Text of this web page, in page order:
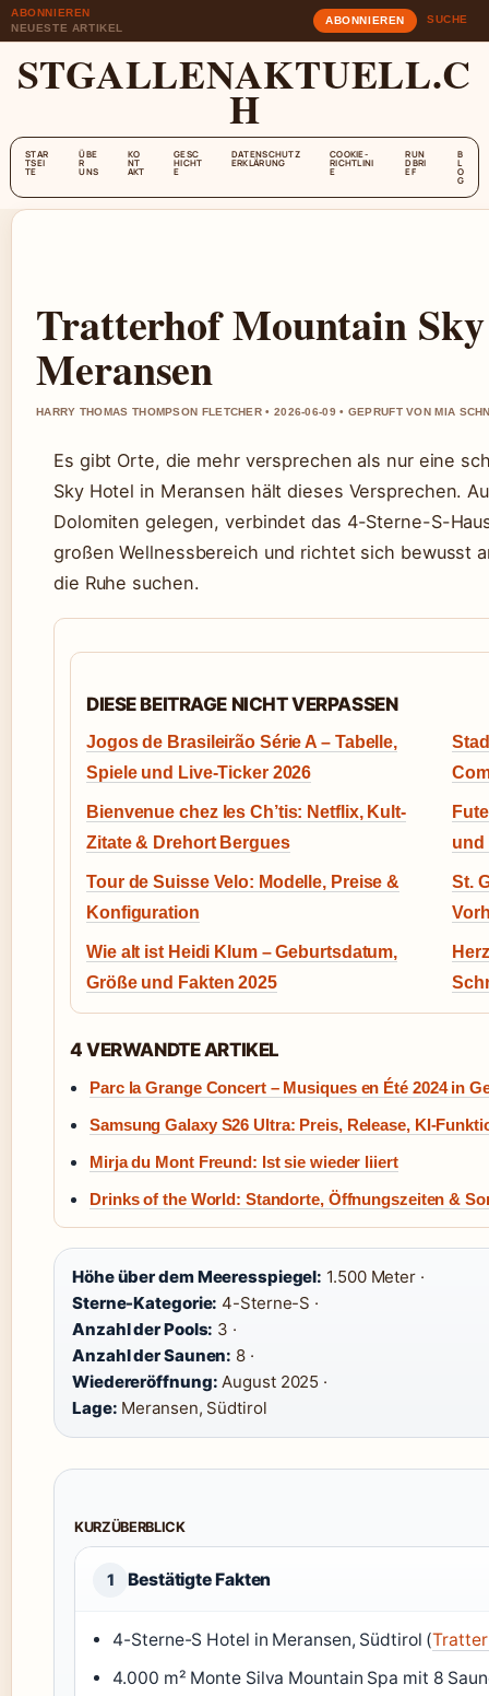
ABONNIEREN
NEUESTE ARTIKEL
ABONNIEREN SUCHE
STGALLENAKTUELL.C
H
STAR
TSEI
TE
ÜBE
R
UNS
KO
NT
AKT
GESC
HICHT
E
DATENSCHUTZ
ERKLÄRUNG
COOKIE-
RICHTLINI
E
RUN
DBRI
EF
B
L
O
G
Tratterhof Mountain
Meransen
HARRY THOMAS THOMPSON FLETCHER • 2026-06-09 • GEPRUFT VON MIA
Es gibt Orte, die mehr versprechen als nur eine
Sky Hotel in Meransen hält dieses Versprechen.
Dolomiten gelegen, verbindet das 4-Sterne-S-
großen Wellnessbereich und richtet sich bewusst
die Ruhe suchen.
DIESE BEITRAGE NICHT VERPASSEN
Jogos de Brasileirão Série A – Tabelle,
Spiele und Live-Ticker 2026
Bienvenue chez les Ch’tis: Netflix, Kult-
Zitate & Drehort Bergues
und
Tour de Suisse Velo: Modelle, Preise &
Konfiguration
St.
Wie alt ist Heidi Klum – Geburtsdatum,
Größe und Fakten 2025
4 VERWANDTE ARTIKEL
Parc la Grange Concert – Musiques en Été 2024 in
Samsung Galaxy S26 Ultra: Preis, Release, KI-
Mirja du Mont Freund: Ist sie wieder liiert
Drinks of the World: Standorte, Öffnungszeiten &
Höhe über dem Meeresspiegel: 1.500 Meter ·
Sterne-Kategorie: 4-Sterne-S ·
Anzahl der Pools: 3 ·
Anzahl der Saunen: 8 ·
Wiedereröffnung: August 2025 ·
Lage: Meransen, Südtirol
KURZÜBERBLICK
1 Bestätigte Fakten
4-Sterne-S Hotel in Meransen, Südtirol (
4.000 m² Monte Silva Mountain Spa mit 8